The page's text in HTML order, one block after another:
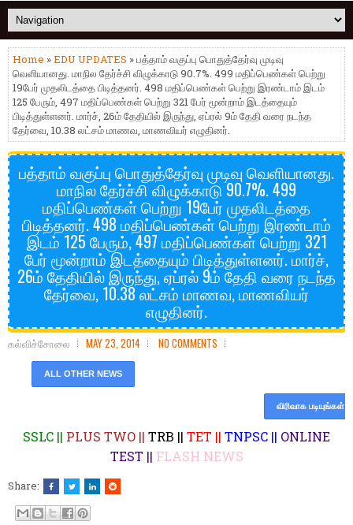
Home »EDU UPDATES » பத்தாம் வகுப்பு பொதுத்தேர்வு முடிவு
வெளியானது. மாநில தேர்ச்சி விழுக்காடு 90.7%. 499 மதிப்பெண்கள் பெற்று
19பேர் முதலிடத்தை பிடித்தனர். 498 மதிப்பெண்கள் பெற்று இரண்டாம் இடம்
125 பேரும், 497 மதிப்பெண்கள் பெற்று 321 பேர் மூன்றாம் இடத்தையும்
பிடித்துள்ளனர். மார்ச், 26ம் தேதியில் இருந்து, ஏப்ரல் 9ம் தேதி வரை நடந்த
தேர்வை, 10.38 லட்சம் மாணவ, மாணவியர் எழுதினர்.
பத்தாம் வகுப்பு பொதுத்தேர்வு முடிவு வெளியானது.
மாநில தேர்ச்சி விழுக்காடு 90.7%. 499
மதிப்பெண்கள் பெற்று 19பேர் முதலிடத்தை
பிடித்தனர். 498 மதிப்பெண்கள் பெற்று இரண்டாம்
இடம் 125 பேரும், 497 மதிப்பெண்கள் பெற்று 321
பேர் மூன்றாம் இடத்தையும் பிடித்துள்ளனர். மார்ச்,
26ம் தேதியில் இருந்து, ஏப்ரல் 9ம் தேதி வரை நடந்த
தேர்வை, 10.38 லட்சம் மாணவ, மாணவியர்
எழுதினர்.
கல்விச்சோலை MAY 23, 2014 NO COMMENTS
ALL OTHER NEWS
விரிவாக படியுங்கள்
SSLC || PLUS TWO || TRB || TET || TNPSC || ONLINE
TEST || FLASH NEWS
Share: